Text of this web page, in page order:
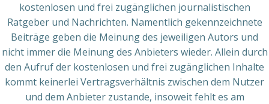
kostenlosen und frei zugänglichen journalistischen
Ratgeber und Nachrichten. Namentlich gekennzeichnete
Beiträge geben die Meinung des jeweiligen Autors und
nicht immer die Meinung des Anbieters wieder. Allein durch
den Aufruf der kostenlosen und frei zugänglichen Inhalte
kommt keinerlei Vertragsverhältnis zwischen dem Nutzer
und dem Anbieter zustande, insoweit fehlt es am